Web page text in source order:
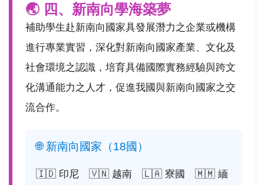
🌏 四、新南向學海築夢
補助學生赴新南向國家具發展潛力之企業或機構
進行專業實習，深化對新南向國家產業、文化及
社會環境之認識，培育具備國際實務經驗與跨文
化溝通能力之人才，促進我國與新南向國家之交
流合作。
🌐 新南向國家（18國）
🇮🇩 印尼 🇻🇳 越南 🇱🇦 寮國 🇲🇲 緬